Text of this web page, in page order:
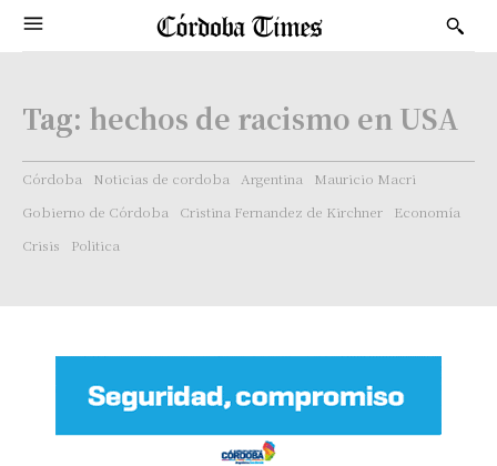
Tag: hechos de racismo en USA
Córdoba Noticias de cordoba Argentina
Mauricio Macri
Gobierno de Córdoba
Cristina Fernandez de Kirchner
Economía
Crisis
Politica